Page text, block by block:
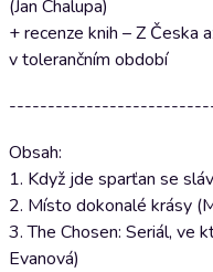
(Jan Chalupa)
+ recenze knih – Z Česka
v tolerančním období
Obsah:
1. Když jde sparťan se
2. Místo dokonalé krásy
3. The Chosen: Seriál, ve
Evanová)